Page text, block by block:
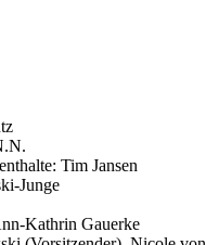
Tim Jansen
Junge
Kathrin Gauerke